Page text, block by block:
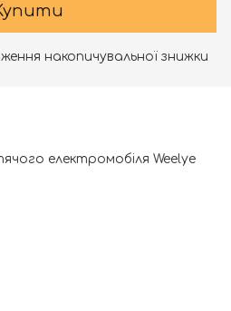
накопичувальної знижки
електромобіля Weelye